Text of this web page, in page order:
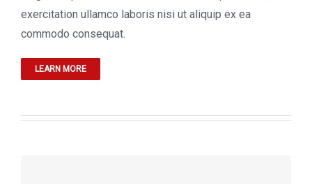
exercitation ullamco laboris nisi ut aliquip ex ea
commodo consequat.
LEARN MORE